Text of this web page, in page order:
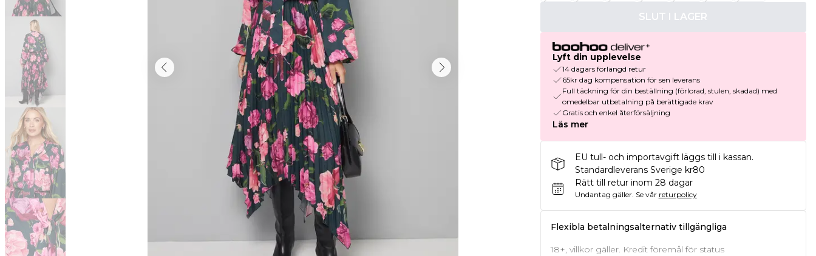
SLUT I LAGER
Lyft din upplevelse
14 dagars förlängd retur
65kr dag kompensation för sen leverans
Full täckning för din beställning (förlorad, stulen, skadad) med
omedelbar utbetalning på berättigade krav
Gratis och enkel återförsäljning
Läs mer
EU tull- och importavgift läggs till i kassan.
Standardleverans Sverige kr80
Rätt till retur inom 28 dagar
Undantag gäller. Se vår returpolicy
Flexibla betalningsalternativ tillgängliga
18+, villkor gäller. Kredit föremål för status